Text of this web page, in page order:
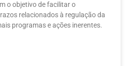
o objetivo de facilitar o
relacionados à regulação da
programas e ações inerentes.